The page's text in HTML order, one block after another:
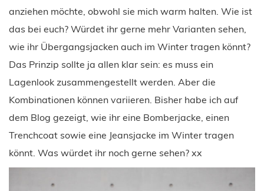
anziehen möchte, obwohl sie mich warm halten. Wie ist
das bei euch? Würdet ihr gerne mehr Varianten sehen,
wie ihr Übergangsjacken auch im Winter tragen könnt?
Das Prinzip sollte ja allen klar sein: es muss ein
Lagenlook zusammengestellt werden. Aber die
Kombinationen können variieren. Bisher habe ich auf
dem Blog gezeigt, wie ihr eine Bomberjacke, einen
Trenchcoat sowie eine Jeansjacke im Winter tragen
könnt. Was würdet ihr noch gerne sehen? xx